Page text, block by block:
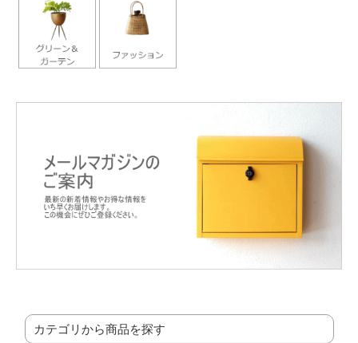
カテゴリから商品を探す